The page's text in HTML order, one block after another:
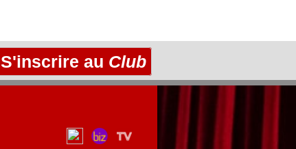
S'inscrire au Club